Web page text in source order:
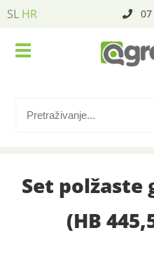
SL HR
Set polžaste
(HB